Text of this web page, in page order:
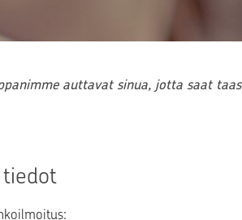
auttavat sinua, jotta saat taas